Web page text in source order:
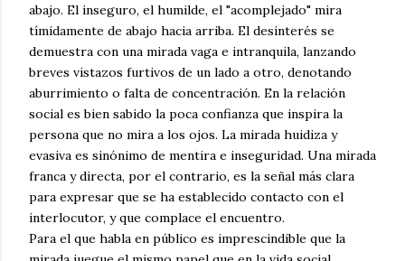
abajo. El inseguro, el humilde, el "acomplejado" mira
tímidamente de abajo hacia arriba. El desinterés se
demuestra con una mirada vaga e intranquila, lanzando
breves vistazos furtivos de un lado a otro, denotando
aburrimiento o falta de concentración. En la relación
social es bien sabido la poca confianza que inspira la
persona que no mira a los ojos. La mirada huidiza y
evasiva es sinónimo de mentira e inseguridad. Una mirada
franca y directa, por el contrario, es la señal más clara
para expresar que se ha establecido contacto con el
interlocutor, y que complace el encuentro.
Para el que habla en público es imprescindible que la